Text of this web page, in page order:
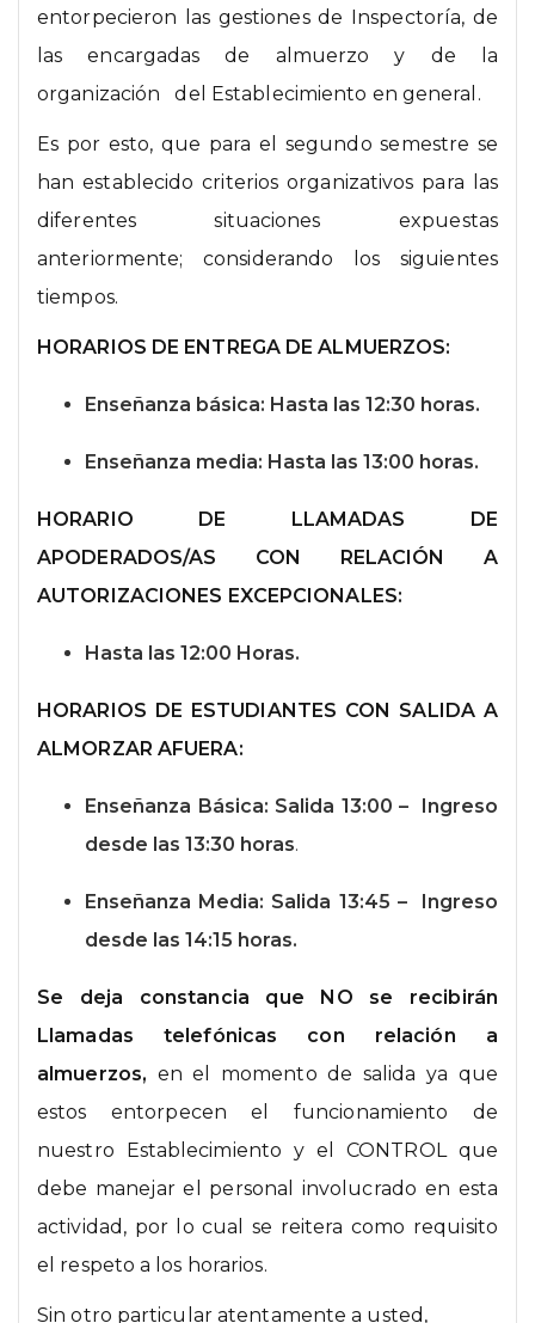
entorpecieron las gestiones de Inspectoría, de
las encargadas de almuerzo y de la
organización del Establecimiento en general.
Es por esto, que para el segundo semestre se
han establecido criterios organizativos para las
diferentes situaciones expuestas
anteriormente; considerando los siguientes
tiempos.
HORARIOS DE ENTREGA DE ALMUERZOS:
Enseñanza básica: Hasta las 12:30 horas.
Enseñanza media: Hasta las 13:00 horas.
HORARIO DE LLAMADAS DE
APODERADOS/AS CON RELACIÓN A
AUTORIZACIONES EXCEPCIONALES:
Hasta las 12:00 Horas.
HORARIOS DE ESTUDIANTES CON SALIDA A
ALMORZAR AFUERA:
Enseñanza Básica: Salida 13:00 – Ingreso
desde las 13:30 horas.
Enseñanza Media: Salida 13:45 – Ingreso
desde las 14:15 horas.
Se deja constancia que NO
se recibirán
Llamadas telefónicas con relación a
almuerzos, en el momento de salida ya que
estos entorpecen el funcionamiento de
nuestro Establecimiento y el CONTROL que
debe manejar el personal involucrado en esta
actividad, por lo cual se reitera como requisito
el respeto a los horarios.
Sin otro particular atentamente a usted,